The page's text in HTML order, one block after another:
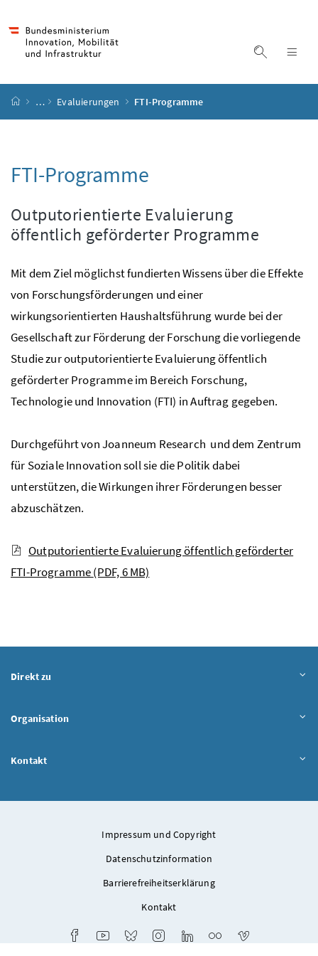
Suche
Startseite
… Evaluierungen FTI-Programme
FTI-Programme
Outputorientierte Evaluierung
öffentlich geförderter Programme
Mit dem Ziel möglichst fundierten Wissens über die Effekte
von Forschungsförderungen und einer
wirkungsorientierten Haushaltsführung wurde bei der
Gesellschaft zur Förderung der Forschung die vorliegende
Studie zur outputorientierte Evaluierung öffentlich
geförderter Programme im Bereich Forschung,
Technologie und Innovation (FTI) in Auftrag gegeben.
Durchgeführt von Joanneum Research und dem Zentrum
für Soziale Innovation soll sie die Politik dabei
unterstützen, die Wirkungen ihrer Förderungen besser
abzuschätzen.
Outputorientierte Evaluierung öffentlich geförderter
FTI-Programme(PDF, 6 MB)
Direkt zu
Organisation
Kontakt
Impressum und Copyright
Datenschutzinformation
Barrierefreiheitserklärung
Kontakt
FacebookYoutube Bluesky InstagramLinkedIn Flickr